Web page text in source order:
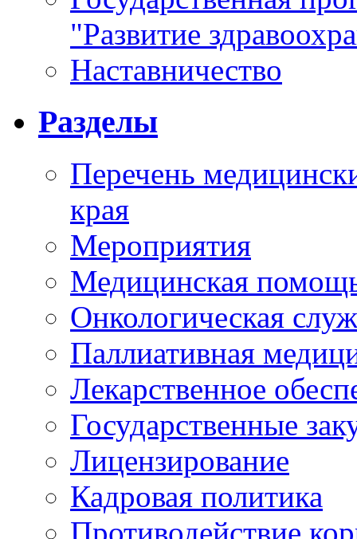
"Развитие
Наставничество
Разделы
Перечень
края
Мероприятия
Медицинская
Онкологическая
Паллиативная
Лекарственное
Государственные
Лицензирование
Кадровая политика
Противодействие